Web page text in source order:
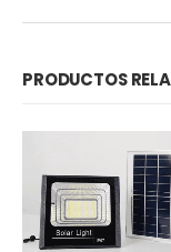
PRODUCTOS